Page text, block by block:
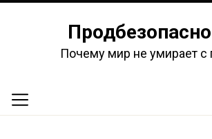
содержимому
Почему мир не умирает с